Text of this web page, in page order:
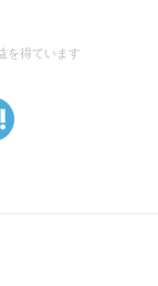
を得ています